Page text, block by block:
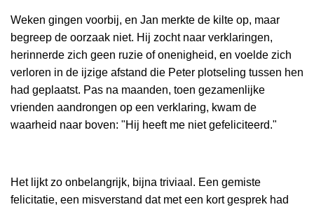
Weken gingen voorbij, en Jan merkte de kilte op, maar
begreep de oorzaak niet. Hij zocht naar verklaringen,
herinnerde zich geen ruzie of onenigheid, en voelde zich
verloren in de ijzige afstand die Peter plotseling tussen hen
had geplaatst. Pas na maanden, toen gezamenlijke
vrienden aandrongen op een verklaring, kwam de
waarheid naar boven: "Hij heeft me niet gefeliciteerd."
Het lijkt zo onbelangrijk, bijna triviaal. Een gemiste
felicitatie, een misverstand dat met een kort gesprek had